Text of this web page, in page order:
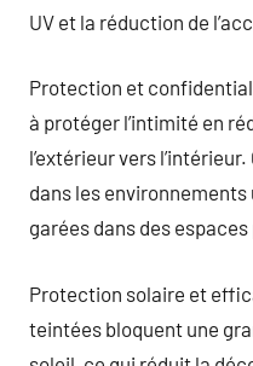
UV et la réduction de
Protection et
à protéger l’intimité en
l’extérieur vers
dans les
garées dans des
Protection solaire et
teintées bloquent une